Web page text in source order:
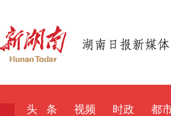
头 条 视频 时政 都